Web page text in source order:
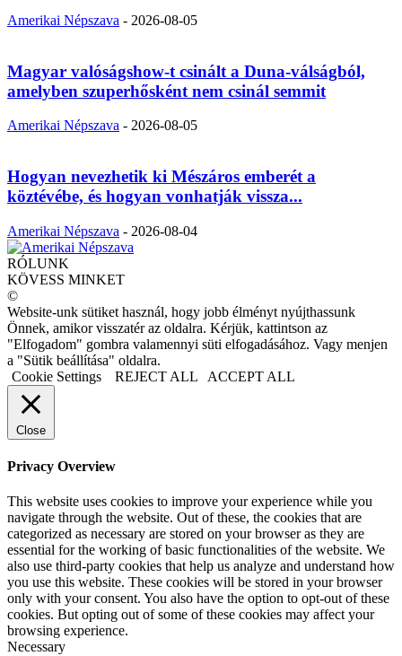
Amerikai Népszava - 2026-08-05
Magyar valóságshow-t csinált a Duna-válságból,
amelyben szuperhősként nem csinál semmit
Amerikai Népszava - 2026-08-05
Hogyan nevezhetik ki Mészáros emberét a
köztévébe, és hogyan vonhatják vissza...
Amerikai Népszava - 2026-08-04
RÓLUNK
KÖVESS MINKET
©
Website-unk sütiket használ, hogy jobb élményt nyújthassunk
Önnek, amikor visszatér az oldalra. Kérjük, kattintson az
"Elfogadom" gombra valamennyi süti elfogadásához. Vagy menjen
a "Sütik beállítása" oldalra.
Cookie Settings
REJECT ALL ACCEPT ALL
Close
Privacy Overview
This website uses cookies to improve your experience while you
navigate through the website. Out of these, the cookies that are
categorized as necessary are stored on your browser as they are
essential for the working of basic functionalities of the website. We
also use third-party cookies that help us analyze and understand how
you use this website. These cookies will be stored in your browser
only with your consent. You also have the option to opt-out of these
cookies. But opting out of some of these cookies may affect your
browsing experience.
Necessary